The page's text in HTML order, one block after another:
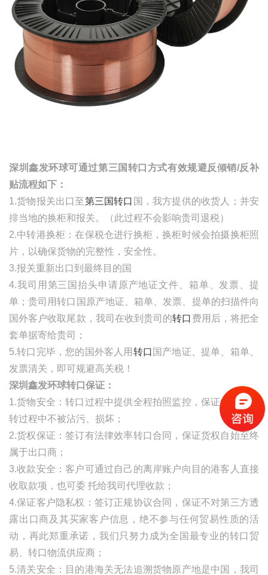
深圳鑫发环球可通过第三国转口方式有效规避反倾销/反补
贴流程如下：
1.货物报关出口至第三国转口 国，我方提供的收货人；并安
排当地的换柜和报关。（此过程不会影响贵司退税）
2.中转港换柜：在保税仓进行换柜，换柜时候会拍摄换柜照
片，以确保货物的完整性，安全性。
3.报关重新出口到最终目的国
4.我司用第三国抬头申请原产地证文件、箱单、发票、提
单；贵司用转口国原产地证、箱单、发票、提单的扫描件向
国外客户收取尾款，我司在收到贵司的转口 费用后，将把全
套单据寄给贵司；
5.转口完毕，您的国外客人用 转口 国产地证、提单 、箱单、
发票清关，即可规避高关税！
深圳鑫发环球转口保证：
1.货物安全：转口过程中提供全程拍照监控，保证货物在中
转过程中不被沾污、损坏；
2.货权保证：签订有法律效率转口合同，保证货权自始至终
属于出口商；
3.收款安全：客户可通过自己的离岸账户向目的港客人直接
收取款项，也可委 托给我司代理收款；
4.保证客户隐私权：签订正规协议合同，保证不对第三方透
露出口商及其买家客户信息，绝不参与任何贸易性质的活
动，再此郑重承诺，我们只努力成为全国最专业的转口贸
易、转口物流供应商；
5.清关安全：目的港海关无法追溯货物原产地是中国，我司